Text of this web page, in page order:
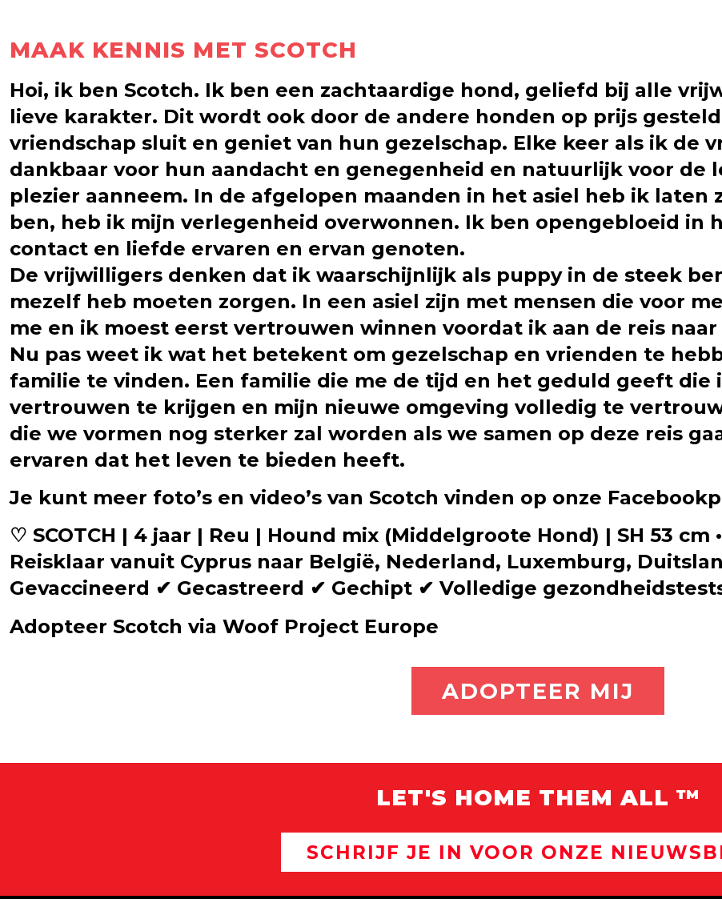
MAAK KENNIS MET SCOTCH
Hoi, ik ben Scotch. Ik ben een zachtaardige hond, geliefd bij alle
lieve karakter. Dit wordt ook door de andere honden op prijs
vriendschap sluit en geniet van hun gezelschap. Elke keer als ik de
dankbaar voor hun aandacht en genegenheid en natuurlijk voor de
plezier aanneem. In de afgelopen maanden in het asiel heb ik laten
ben, heb ik mijn verlegenheid overwonnen. Ik ben opengebloeid in
contact en liefde ervaren en ervan genoten.
De vrijwilligers denken dat ik waarschijnlijk als puppy in de steek
mezelf heb moeten zorgen. In een asiel zijn met mensen die voor
me en ik moest eerst vertrouwen winnen voordat ik aan de reis
Nu pas weet ik wat het betekent om gezelschap en vrienden te
familie te vinden. Een familie die me de tijd en het geduld geeft die
vertrouwen te krijgen en mijn nieuwe omgeving volledig te
die we vormen nog sterker zal worden als we samen op deze reis
ervaren dat het leven te bieden heeft.
Je kunt meer foto’s en video’s van Scotch vinden op onze
♡ SCOTCH | 4 jaar | Reu | Hound mix (Middelgroote Hond) | SH 53 cm
Reisklaar vanuit Cyprus naar België, Nederland, Luxemburg,
Gevaccineerd ✔ Gecastreerd ✔ Gechipt ✔ Volledige
Adopteer Scotch via Woof Project Europe
ADOPTEER MIJ
LET'S HOME THEM ALL ™
SCHRIJF JE IN VOOR ONZE